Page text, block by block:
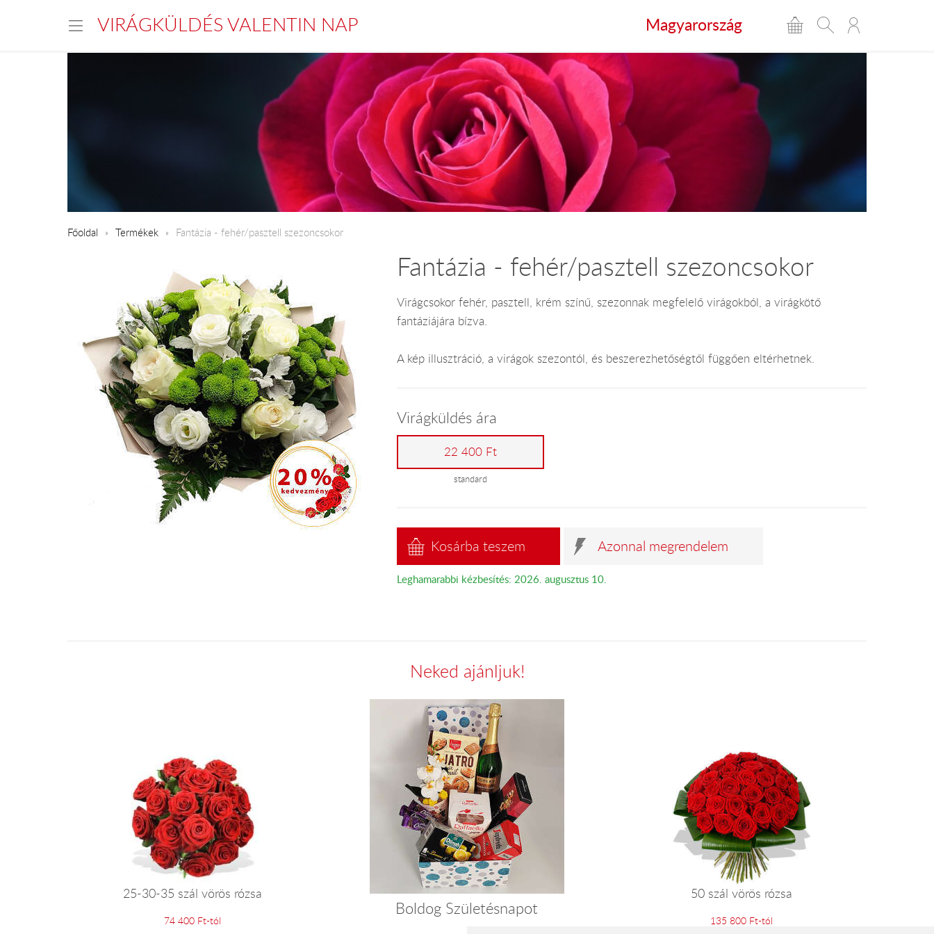
VIRÁGKÜLDÉS VALENTIN NAP Magyarország
Főoldal Termékek Fantázia - fehér/pasztell szezoncsokor
Fantázia - fehér/pasztell szezoncsokor
Virágcsokor fehér, pasztell, krém színű, szezonnak megfelelő virágokból, a virágkötő
fantáziájára bízva.
A kép illusztráció, a virágok szezontól, és beszerezhetőségtől függően eltérhetnek.
Virágküldés ára
22 400 Ft
standard
Kosárba teszem Azonnal megrendelem
Leghamarabbi kézbesítés: 2026. augusztus 10.
Neked ajánljuk!
25-30-35 szál vörös rózsa
74 400 Ft-tól
Boldog Születésnapot
50 szál vörös rózsa
135 800 Ft-tól